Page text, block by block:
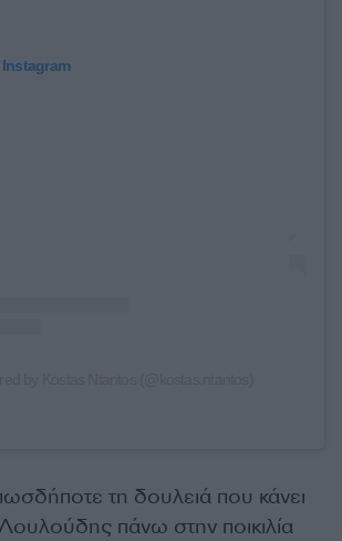
τη δουλειά που κάνει
πάνω στην ποικιλία